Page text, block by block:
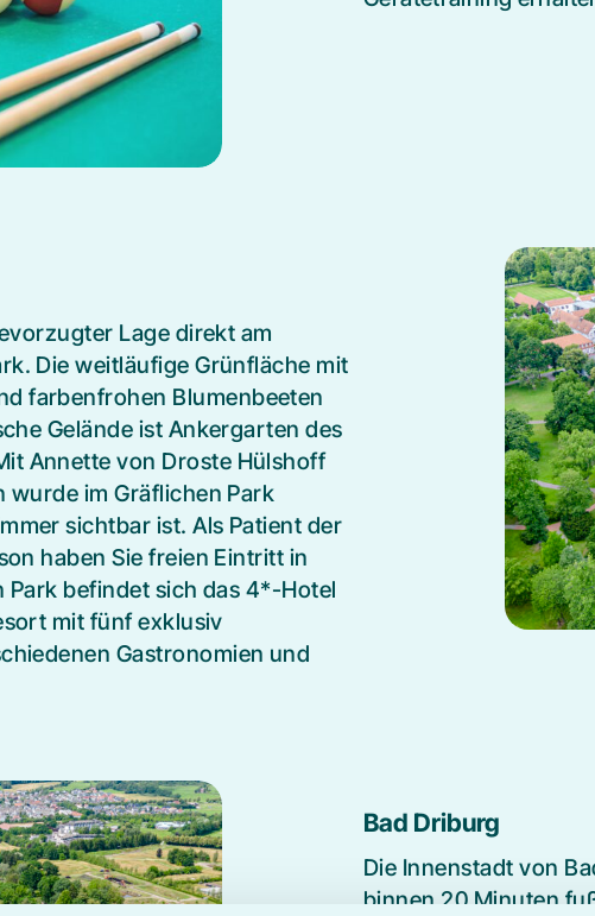
Lage direkt am
Die weitläufige Grünfläche mit
farbenfrohen Blumenbeeten
Gelände ist Ankergarten des
Annette von Droste Hülshoff
wurde im Gräflichen Park
sichtbar ist. Als Patient der
haben Sie freien Eintritt in
Park befindet sich das 4*-Hotel
mit fünf exklusiv
Gastronomien und
Bad Driburg
Die Innenstadt von
binnen 20 Minuten